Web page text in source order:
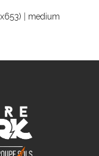
medium